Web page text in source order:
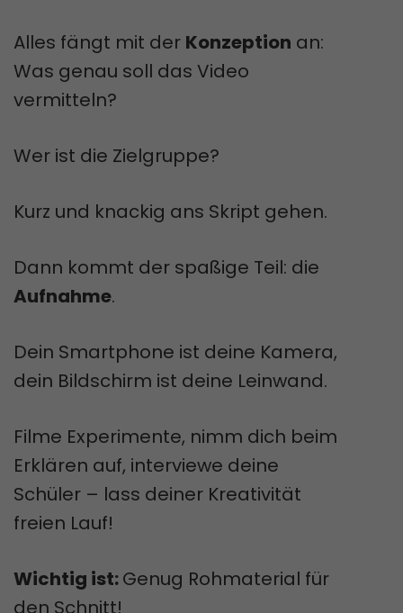
Alles fängt mit der Konzeption an:
Was genau soll das Video
vermitteln?
Wer ist die Zielgruppe?
Kurz und knackig ans Skript gehen.
Dann kommt der spaßige Teil: die
Aufnahme.
Dein Smartphone ist deine Kamera,
dein Bildschirm ist deine Leinwand.
Filme Experimente, nimm dich beim
Erklären auf, interviewe deine
Schüler – lass deiner Kreativität
freien Lauf!
Wichtig ist:Genug Rohmaterial für
den Schnitt!